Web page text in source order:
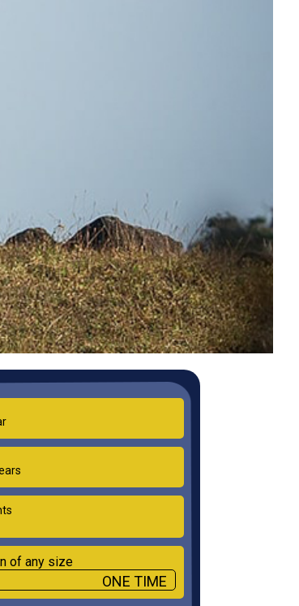
of any size
ONE TIME